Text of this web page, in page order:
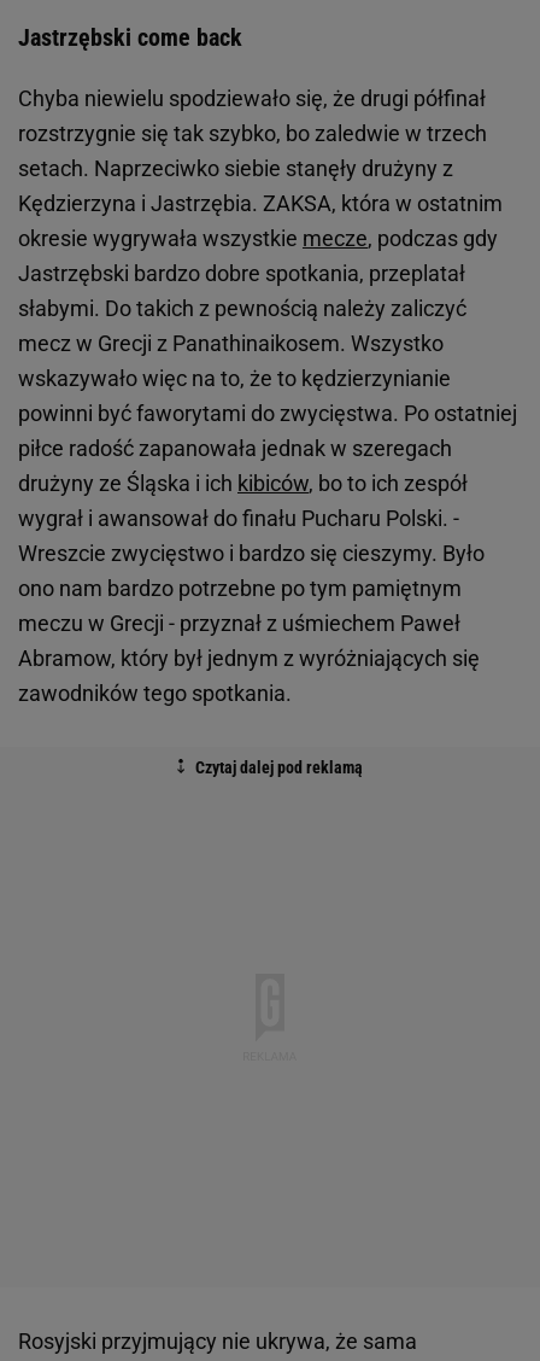
Jastrzębski come back
Chyba niewielu spodziewało się, że drugi półfinał
rozstrzygnie się tak szybko, bo zaledwie w trzech
setach. Naprzeciwko siebie stanęły drużyny z
Kędzierzyna i Jastrzębia. ZAKSA, która w ostatnim
okresie wygrywała wszystkie mecze, podczas gdy
Jastrzębski bardzo dobre spotkania, przeplatał
słabymi. Do takich z pewnością należy zaliczyć
mecz w Grecji z Panathinaikosem. Wszystko
wskazywało więc na to, że to kędzierzynianie
powinni być faworytami do zwycięstwa. Po ostatniej
piłce radość zapanowała jednak w szeregach
drużyny ze Śląska i ich kibiców, bo to ich zespół
wygrał i awansował do finału Pucharu Polski. -
Wreszcie zwycięstwo i bardzo się cieszymy. Było
ono nam bardzo potrzebne po tym pamiętnym
meczu w Grecji - przyznał z uśmiechem Paweł
Abramow, który był jednym z wyróżniających się
zawodników tego spotkania.
Rosyjski przyjmujący nie ukrywa, że sama